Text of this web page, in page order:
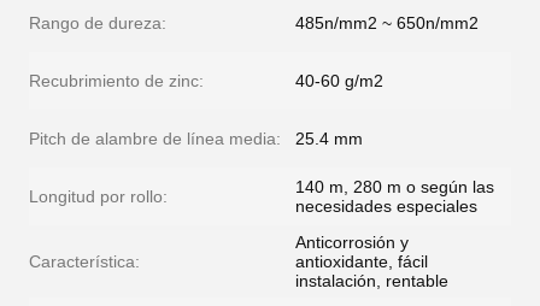
Rango de dureza: 485n/mm2 ~ 650n/mm2
Recubrimiento de zinc: 40-60 g/m2
Pitch de alambre de línea media: 25.4 mm
Longitud por rollo:
140 m, 280 m o según las
necesidades especiales
Característica:
Anticorrosión y
antioxidante, fácil
instalación, rentable